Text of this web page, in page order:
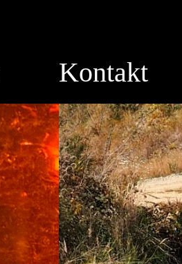
Kontakt